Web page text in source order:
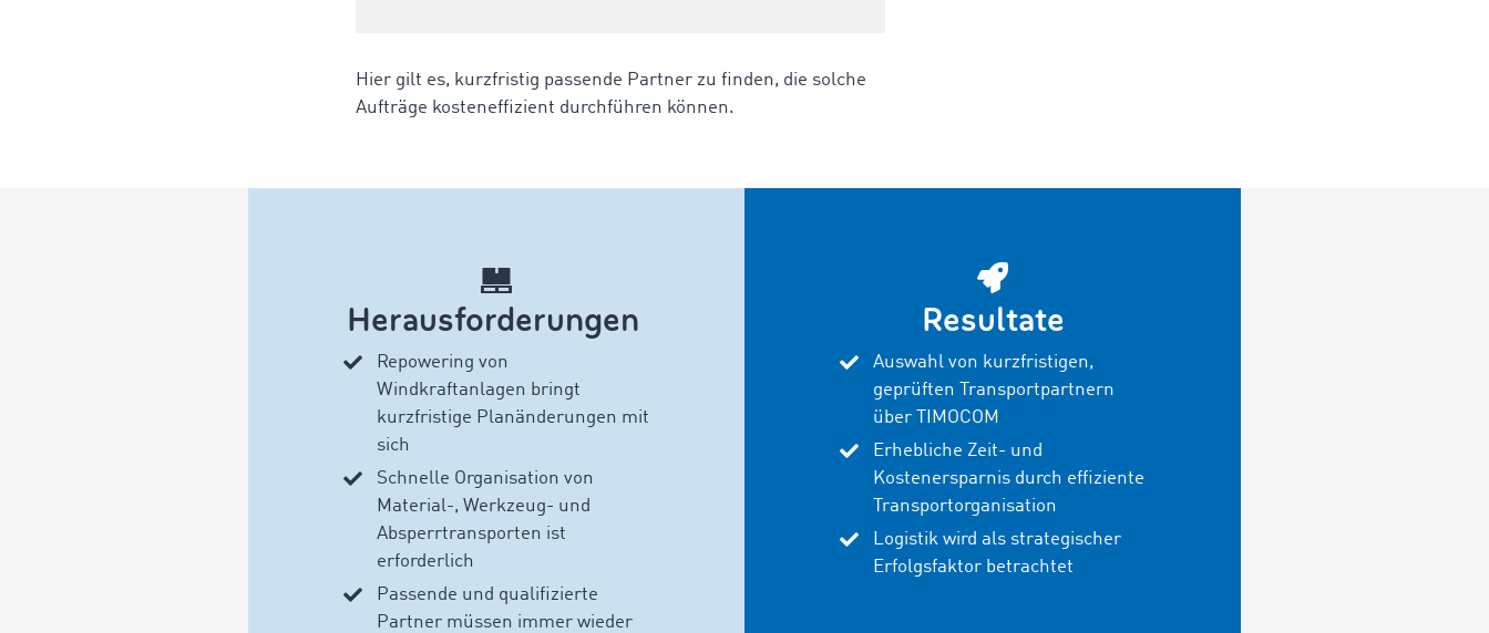
Hier gilt es, kurzfristig passende Partner zu finden, die solche
Aufträge kosteneffizient durchführen können.
Herausforderungen
Repowering von
Windkraftanlagen bringt
kurzfristige Planänderungen mit
sich
Schnelle Organisation von
Material-, Werkzeug- und
Absperrtransporten ist
erforderlich
Passende und qualifizierte
Partner müssen immer wieder
Resultate
Auswahl von kurzfristigen,
geprüften Transportpartnern
über TIMOCOM
Erhebliche Zeit- und
Kostenersparnis durch effiziente
Transportorganisation
Logistik wird als strategischer
Erfolgsfaktor betrachtet